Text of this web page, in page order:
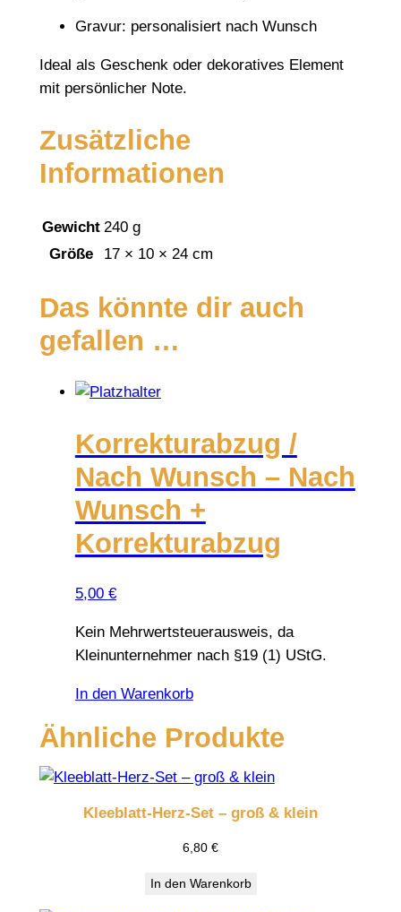
G
a
v
u
"
g
e
Gravur: personalisiert nach Wunsch
Ideal als Geschenk oder dekoratives Element
mit persönlicher Note.
Zusätzliche
Informationen
Gewicht 240 g
Größe
17 × 10 × 24 cm
Das könnte dir auch
gefallen …
Korrekturabzug /
Nach Wunsch – Nach
Wunsch +
Korrekturabzug
5,00 €
Kein Mehrwertsteuerausweis, da
Kleinunternehmer nach §19 (1) UStG.
In den Warenkorb
Ähnliche Produkte
Kleeblatt-Herz-Set – groß & klein
6,80 €
In den Warenkorb